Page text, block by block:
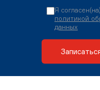
Я
политикой
данных